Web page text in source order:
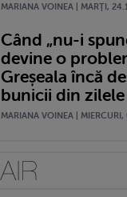
MARIANA VOINEA | MARŢI,
Când „nu-i
devine o
Greșeala încă
bunicii din
MARIANA VOINEA |